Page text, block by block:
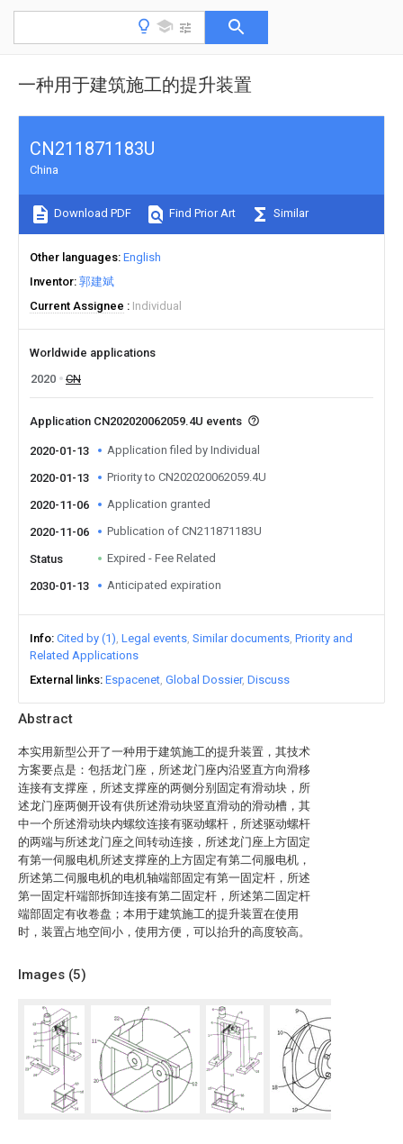
一种用于建筑施工的提升装置
Abstract
本实用新型公开了一种用于建筑施工的提升装置，其技术
方案要点是：包括龙门座，所述龙门座内沿竖直方向滑移
连接有支撑座，所述支撑座的两侧分别固定有滑动块，所
述龙门座两侧开设有供所述滑动块竖直滑动的滑动槽，其
中一个所述滑动块内螺纹连接有驱动螺杆，所述驱动螺杆
的两端与所述龙门座之间转动连接，所述龙门座上方固定
有第一伺服电机所述支撑座的上方固定有第二伺服电机，
所述第二伺服电机的电机轴端部固定有第一固定杆，所述
第一固定杆端部拆卸连接有第二固定杆，所述第二固定杆
端部固定有收卷盘；本用于建筑施工的提升装置在使用
时，装置占地空间小，使用方便，可以抬升的高度较高。
Images (5)
CN211871183U
China
Download PDF Find Prior Art Similar
Other languages English
Inventor 郭建斌
Current Assignee
Individual
Worldwide applications
2020
CN
Application CN202020062059.4U events
2020-01-13 Application filed by Individual
2020-01-13 Priority to CN202020062059.4U
2020-11-06 Application granted
2020-11-06 Publication of CN211871183U
Status Expired - Fee Related
2030-01-13 Anticipated expiration
Info Cited by (1) Legal events Similar documents Priority and
Related Applications
External links Espacenet Global Dossier Discuss